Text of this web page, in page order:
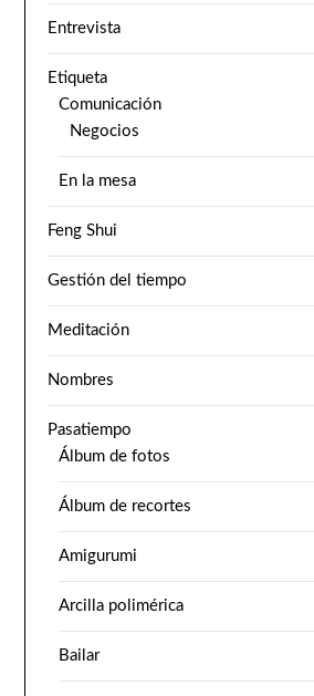
Entrevista
Etiqueta
Comunicación
Negocios
En la mesa
Feng Shui
Gestión del tiempo
Meditación
Nombres
Pasatiempo
Álbum de fotos
Álbum de recortes
Amigurumi
Arcilla polimérica
Bailar